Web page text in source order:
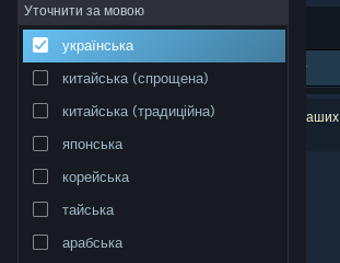
Підтримка
Змінити мову
Переглянути повну версію
Уточнити за мовою
українська
китайська (спрощена)
китайська (традиційна)
японська
корейська
тайська
арабська
Упорядкувати за доречністю
Результатів вашого пошуку: 0. Відповідно до ваших
уподобань було виключено 1 найменування.